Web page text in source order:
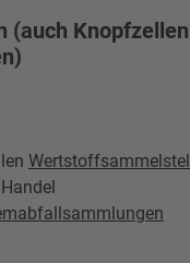
(auch